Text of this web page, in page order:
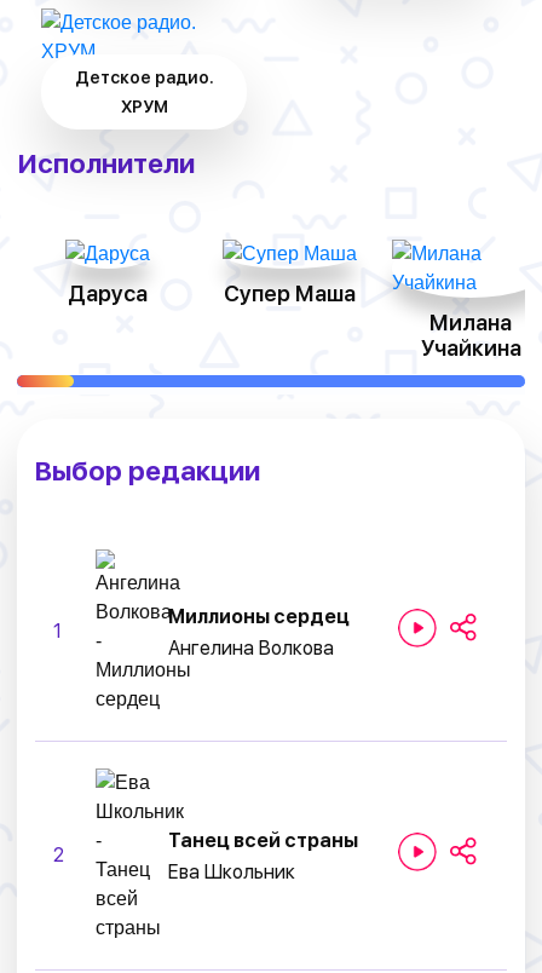
Детское радио.
ХРУМ
Исполнители
Даруса
Супер Маша
Милана
Учайкина
Выбор редакции
1
Миллионы сердец
Ангелина Волкова
2
Танец всей страны
Ева Школьник